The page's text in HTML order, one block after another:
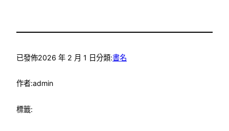
已發佈2026 年 2 月 1 日分類:書名
作者:admin
標籤: